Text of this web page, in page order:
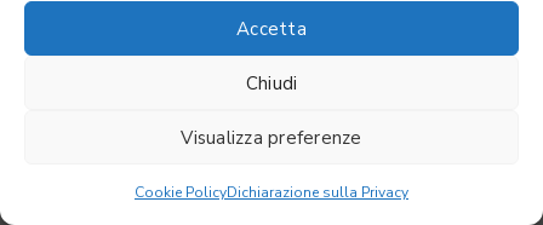
Accetta
Chiudi
Visualizza preferenze
Cookie PolicyDichiarazione sulla Privacy